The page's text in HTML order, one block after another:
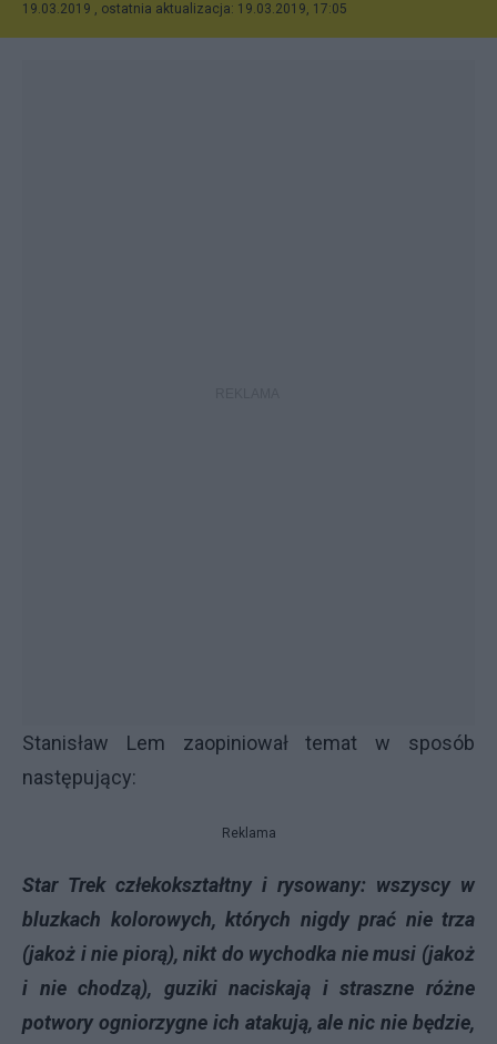
19.03.2019 , ostatnia aktualizacja: 19.03.2019, 17:05
Stanisław Lem zaopiniował temat w sposób
następujący:
Reklama
Star Trek człekokształtny i rysowany: wszyscy w
bluzkach kolorowych, których nigdy prać nie trza
(jakoż i nie piorą), nikt do wychodka nie musi (jakoż
i nie chodzą), guziki naciskają i straszne różne
potwory ogniorzygne ich atakują, ale nic nie będzie,